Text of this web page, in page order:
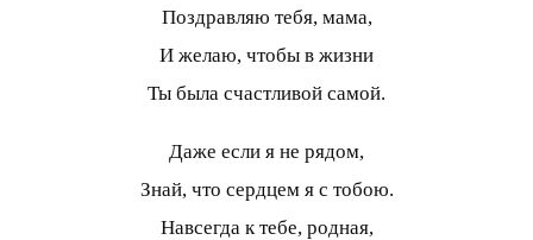
Поздравляю тебя, мама,
И желаю, чтобы в жизни
Ты была счастливой самой.
Даже если я не рядом,
Знай, что сердцем я с тобою.
Навсегда к тебе, родная,